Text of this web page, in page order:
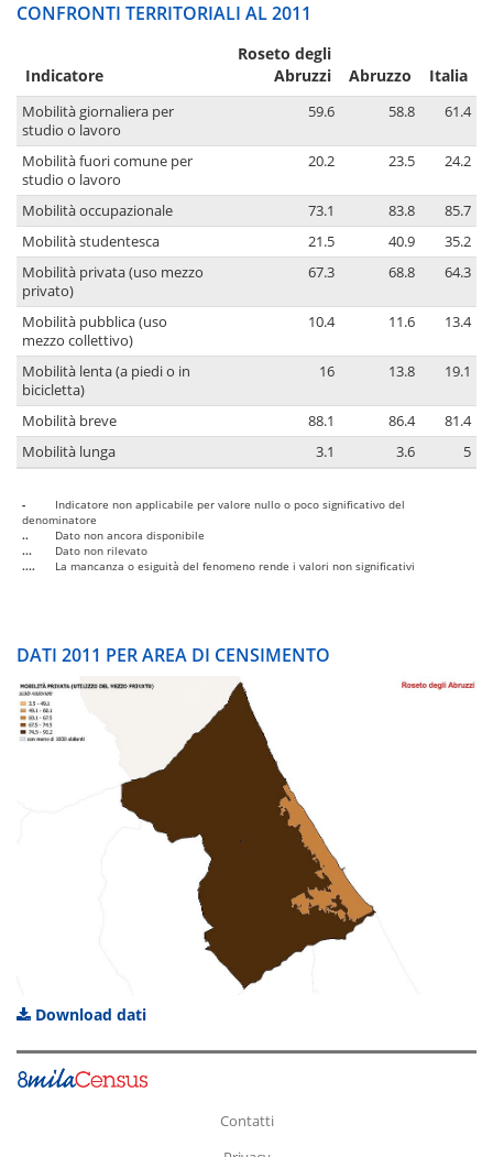
CONFRONTI TERRITORIALI AL 2011
Indicatore
Roseto degli
Abruzzi
Abruzzo Italia
Mobilità giornaliera per
studio o lavoro
59.6 58.8 61.4
Mobilità fuori comune per
studio o lavoro
20.2 23.5 24.2
Mobilità occupazionale 73.1 83.8
85.7
Mobilità studentesca
21.5 40.9
35.2
Mobilità privata (uso mezzo
privato)
67.3 68.8 64.3
Mobilità pubblica (uso
mezzo collettivo)
10.4 11.6 13.4
Mobilità lenta (a piedi o in
bicicletta)
16 13.8 19.1
Mobilità breve 88.1 86.4
81.4
Mobilità lunga
3.1 3.6 5
-
Indicatore non applicabile per valore nullo o poco significativo del
denominatore
..
Dato non ancora disponibile
...
Dato non rilevato
....
La mancanza o esiguità del fenomeno rende i valori non significativi
DATI 2011 PER AREA DI CENSIMENTO
Download dati
Contatti